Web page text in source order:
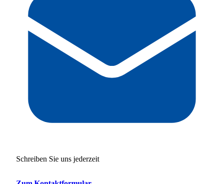
Schreiben Sie uns jederzeit